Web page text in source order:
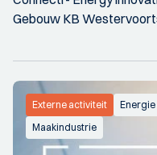
Gebouw KB
Externe activiteit Energie
Maakindustrie